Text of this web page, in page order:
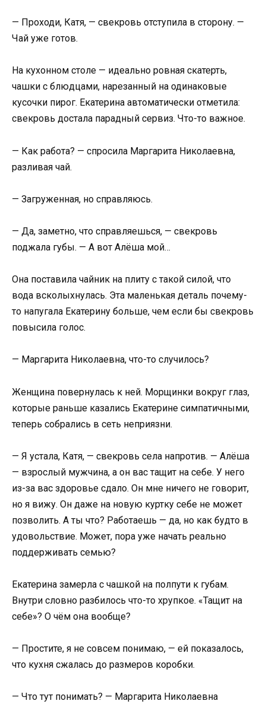
— Проходи, Катя, — свекровь отступила в сторону. —
Чай уже готов.
На кухонном столе — идеально ровная скатерть,
чашки с блюдцами, нарезанный на одинаковые
кусочки пирог. Екатерина автоматически отметила:
свекровь достала парадный сервиз. Что-то важное.
— Как работа? — спросила Маргарита Николаевна,
разливая чай.
— Загруженная, но справляюсь.
— Да, заметно, что справляешься, — свекровь
поджала губы. — А вот Алёша мой…
Она поставила чайник на плиту с такой силой, что
вода всколыхнулась. Эта маленькая деталь почему-
то напугала Екатерину больше, чем если бы свекровь
повысила голос.
— Маргарита Николаевна, что-то случилось?
Женщина повернулась к ней. Морщинки вокруг глаз,
которые раньше казались Екатерине симпатичными,
теперь собрались в сеть неприязни.
— Я устала, Катя, — свекровь села напротив. — Алёша
— взрослый мужчина, а он вас тащит на себе. У него
из-за вас здоровье сдало. Он мне ничего не говорит,
но я вижу. Он даже на новую куртку себе не может
позволить. А ты что? Работаешь — да, но как будто в
удовольствие. Может, пора уже начать реально
поддерживать семью?
Екатерина замерла с чашкой на полпути к губам.
Внутри словно разбилось что-то хрупкое. «Тащит на
себе»? О чём она вообще?
— Простите, я не совсем понимаю, — ей показалось,
что кухня сжалась до размеров коробки.
— Что тут понимать? — Маргарита Николаевна